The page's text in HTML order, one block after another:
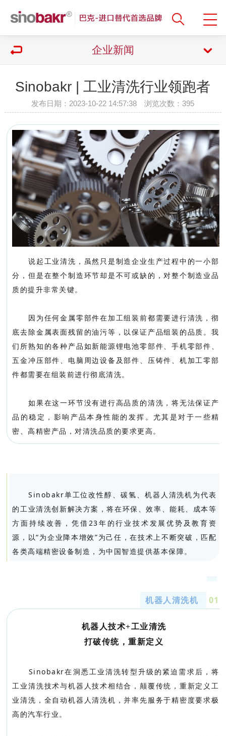
企业新闻
Sinobakr | 工业清洗行业领跑者
发布日期：2023-10-22 14:57:38 浏览次数：395
说起工业清洗，虽然只是制造企业生产过程中的一小部
分，但是在整个制造环节却是不可或缺的，对整个制造业品
质的提升非常关键。
因为任何金属零部件在加工组装前都需要进行清洗，彻
底去除金属表面残留的油污等，以保证产品组装的品质。我
们所熟知的各种产品如新能源锂电池零部件、手机零部件、
五金冲压部件、电脑周边设备及部件、压铸件、机加工零部
件都需要在组装前进行彻底清洗。
如果在这一环节没有进行高品质的清洗，将无法保证产
品的稳定，影响产品本身性能的发挥。尤其是对于一些精
密、高精密产品，对清洗品质的要求更高。
Sinobakr单工位改性醇、碳氢、机器人清洗机为代表
的工业清洗创新解决方案，将在环保、效率、能耗、成本等
方面持续改善，凭借23年的行业技术发展优势及教育资
源，以“为企业降本增效”为己任，在技术上不断突破，匹配
各类高端精密设备制造，为中国智造提供基本保障。
机器人清洗机 01
机器人技术+工业清洗
打破传统，重新定义
Sinobakr在洞悉工业清洗转型升级的紧迫需求后，将
工业清洗技术与机器人技术相结合，颠覆传统，重新定义工
业清洗，全自动机器人清洗机，并率先服务于精密度要求极
高的汽车行业。